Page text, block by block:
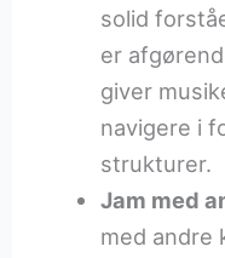
solid
er
giver
navigere i
strukturer.
Jam med
med andre